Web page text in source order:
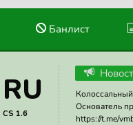
Банлист
RU
CS 1.6
Основатель
https://t.me/